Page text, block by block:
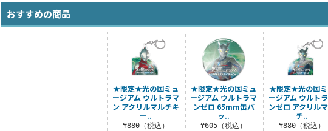
おすすめの商品
★限定★光の国ミュ
ージアム ウルトラマ
ンゼロ 65mm缶バ
ッ..
¥605（税込）
★限定★光の国
ージアム ウルト
ンゼロ アクリル
チ..
¥880（税込）
★限定★光の国ミュ
ージアム ウルトラマ
ン アクリルマルチキ
ー..
¥880（税込）